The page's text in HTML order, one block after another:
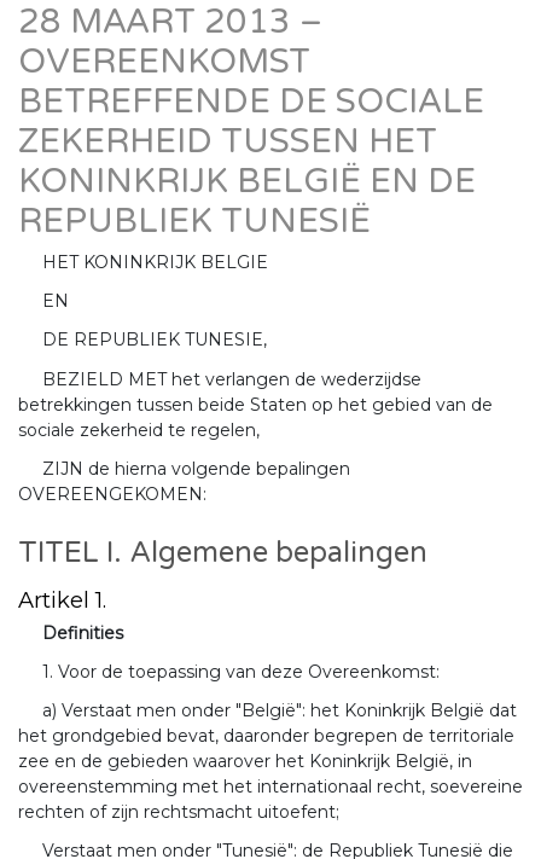
28 MAART 2013 –
OVEREENKOMST
BETREFFENDE DE SOCIALE
ZEKERHEID TUSSEN HET
KONINKRIJK BELGIË EN DE
REPUBLIEK TUNESIË
HET KONINKRIJK BELGIE
EN
DE REPUBLIEK TUNESIE,
BEZIELD MET het verlangen de wederzijdse
betrekkingen tussen beide Staten op het gebied van de
sociale zekerheid te regelen,
ZIJN de hierna volgende bepalingen
OVEREENGEKOMEN:
TITEL I. Algemene bepalingen
Artikel 1.
Definities
1. Voor de toepassing van deze Overeenkomst:
a) Verstaat men onder "België": het Koninkrijk België dat
het grondgebied bevat, daaronder begrepen de territoriale
zee en de gebieden waarover het Koninkrijk België, in
overeenstemming met het internationaal recht, soevereine
rechten of zijn rechtsmacht uitoefent;
Verstaat men onder "Tunesië": de Republiek Tunesië die